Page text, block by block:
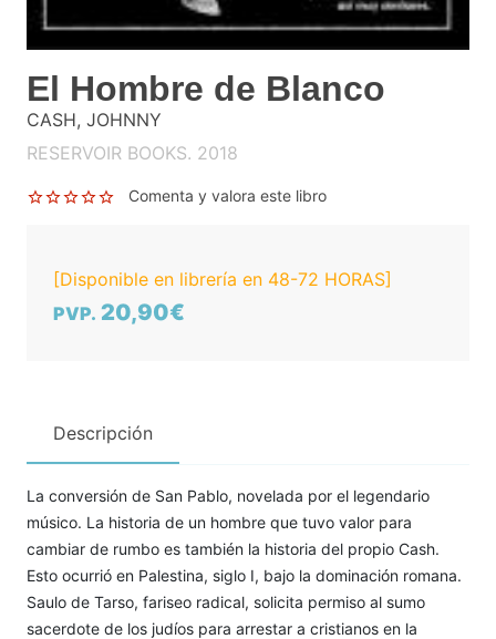
El Hombre de Blanco
CASH, JOHNNY
RESERVOIR BOOKS. 2018
Comenta y valora este libro
[Disponible en librería en 48-72 HORAS]
PVP. 20,90€
Descripción
La conversión de San Pablo, novelada por el legendario
músico. La historia de un hombre que tuvo valor para
cambiar de rumbo es también la historia del propio Cash.
Esto ocurrió en Palestina, siglo I, bajo la dominación romana.
Saulo de Tarso, fariseo radical, solicita permiso al sumo
sacerdote de los judíos para arrestar a cristianos en la